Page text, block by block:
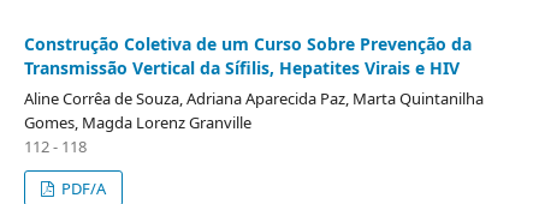
Construção Coletiva de um Curso Sobre Prevenção da
Transmissão Vertical da Sífilis, Hepatites Virais e HIV
Aline Corrêa de Souza, Adriana Aparecida Paz, Marta Quintanilha
Gomes, Magda Lorenz Granville
112 - 118
PDF/A